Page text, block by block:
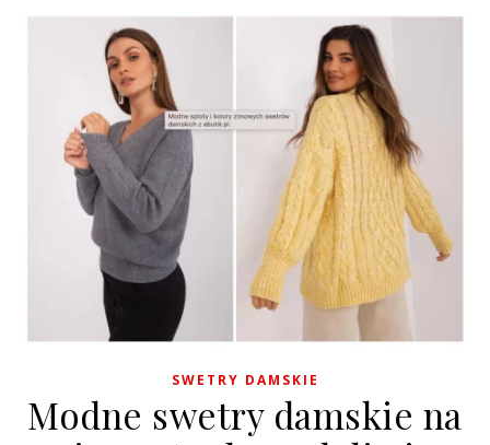
SWETRY DAMSKIE
Modne swetry damskie na